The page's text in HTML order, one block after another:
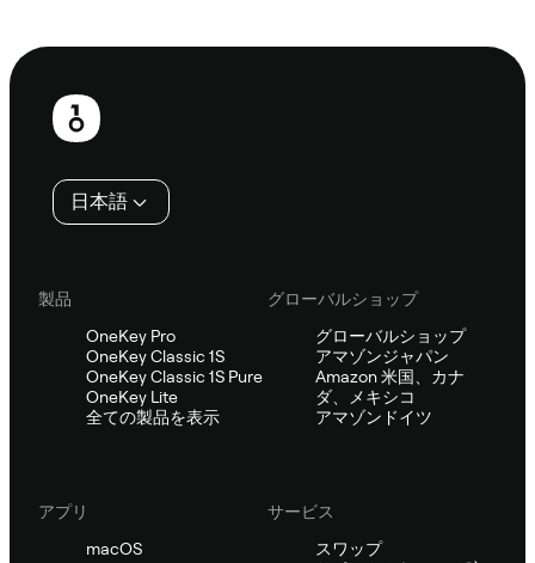
フ
日本語
製品
OneKey Pro
OneKey Classic 1S
OneKey Classic 1S Pure
OneKey Lite
全ての製品を表示
グローバルショップ
グローバルショップ
アマゾンジャパン
Amazon 米国、カナ
ダ、メキシコ
アマゾンドイツ
アプリ
macOS
サービス
スワップ